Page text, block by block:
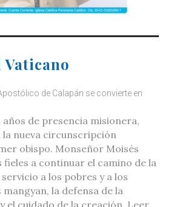
Vaticano
de Calapán se convierte en
de presencia misionera,
nueva circunscripción
obispo. Monseñor Moisés
fieles a continuar el camino de la
a los pobres y a los
la defensa de la
el cuidado de la creación. Leer